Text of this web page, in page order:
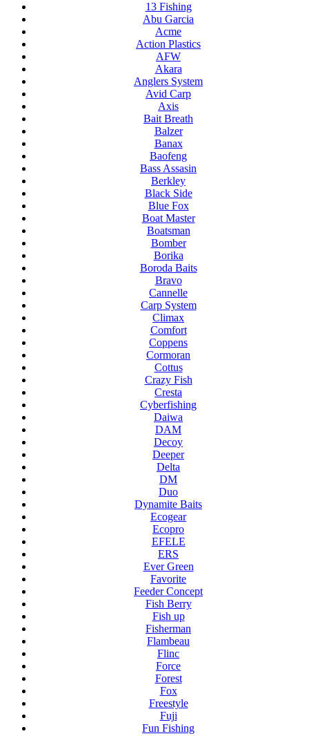
13 Fishing
Abu Garcia
Acme
Action Plastics
AFW
Akara
Anglers System
Avid Carp
Axis
Bait Breath
Balzer
Banax
Baofeng
Bass Assasin
Berkley
Black Side
Blue Fox
Boat Master
Boatsman
Bomber
Borika
Boroda Baits
Bravo
Cannelle
Carp System
Climax
Comfort
Coppens
Cormoran
Cottus
Crazy Fish
Cresta
Cyberfishing
Daiwa
DAM
Decoy
Deeper
Delta
DM
Duo
Dynamite Baits
Ecogear
Ecopro
EFELE
ERS
Ever Green
Favorite
Feeder Concept
Fish Berry
Fish up
Fisherman
Flambeau
Flinc
Force
Forest
Fox
Freestyle
Fuji
Fun Fishing